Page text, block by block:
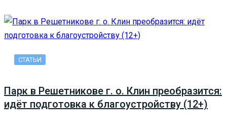
СТАТЬИ
Парк в Решетникове г. о. Клин преобразится:
идёт подготовка к благоустройству (12+)